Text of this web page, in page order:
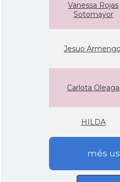
Vanessa Rojas
Sotomayor
Jesuo
Carlota Oleaga
HILDA
més